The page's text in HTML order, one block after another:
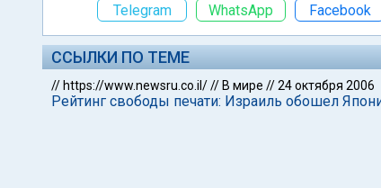
Telegram
WhatsApp Facebook
ССЫЛКИ ПО ТЕМЕ
// https://www.newsru.co.il/// В мире //24 октября 2006
Рейтинг свободы печати: Израиль обошел